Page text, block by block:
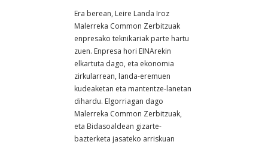
Era berean, Leire Landa Iroz
Malerreka Common Zerbitzuak
enpresako teknikariak parte hartu
zuen. Enpresa hori EINArekin
elkartuta dago, eta ekonomia
zirkularrean, landa-eremuen
kudeaketan eta mantentze-lanetan
dihardu. Elgorriagan dago
Malerreka Common Zerbitzuak,
eta Bidasoaldean gizarte-
bazterketa jasateko arriskuan